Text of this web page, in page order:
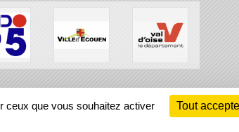
ceux que vous souhaitez activer Tout